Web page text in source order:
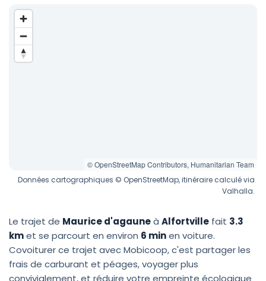
© OpenStreetMap Contributors, Humanitarian Team
Données cartographiques © OpenStreetMap, itinéraire calculé via
Valhalla.
Le trajet de Maurice d'agauneà Alfortville fait 3.3
kmet se parcourt en environ 6 minen voiture.
Covoiturer ce trajet avec Mobicoop, c'est partager les
frais de carburant et péages, voyager plus
convivialement, et réduire votre empreinte écologique